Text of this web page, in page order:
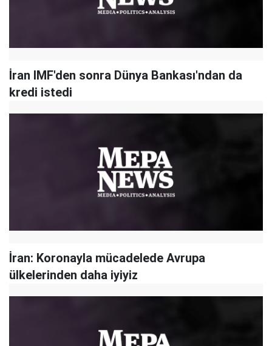
İran IMF'den sonra Dünya Bankası'ndan da
kredi istedi
İran: Koronayla mücadelede Avrupa
ülkelerinden daha iyiyiz